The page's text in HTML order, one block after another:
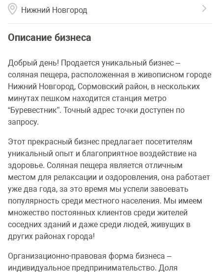
Нижний Новгород
Описание бизнеса
Добрый день! Продается уникальный бизнес –
соляная пещера, расположенная в живописном городе
Нижний Новгород, Сормовский район, в нескольких
минутах пешком находится станция метро
“Буревестник”. Точный адрес точки доступен по
запросу.
Этот прекрасный бизнес предлагает посетителям
уникальный опыт и благоприятное воздействие на
здоровье. Соляная пещера является отличным
местом для релаксации и оздоровления, она работает
уже два года, за это время мы успели завоевать
популярность среди местного населения. Мы имеем
множество постоянных клиентов среди жителей
соседних зданий и даже среди людей, живущих в
других районах города!
Организационно-правовая форма бизнеса –
индивидуальное предпринимательство. Доля